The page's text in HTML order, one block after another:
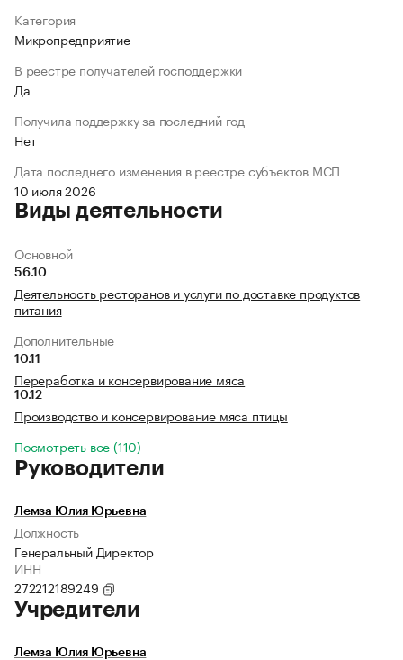
Категория
Микропредприятие
В реестре получателей господдержки
Да
Получила поддержку за последний год
Нет
Дата последнего изменения в реестре субъектов МСП
10 июля 2026
Виды деятельности
Основной
56.10
Деятельность ресторанов и услуги по доставке продуктов
питания
Дополнительные
10.11
Переработка и консервирование мяса
10.12
Производство и консервирование мяса птицы
Посмотреть все (110)
Руководители
Лемза Юлия Юрьевна
Должность
Генеральный Директор
ИНН
272212189249
Учредители
Лемза Юлия Юрьевна